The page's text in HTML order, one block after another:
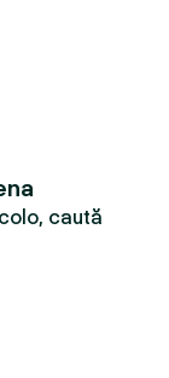
caută